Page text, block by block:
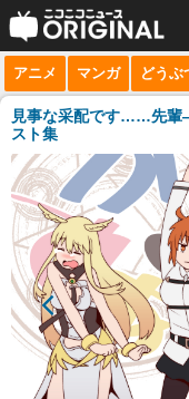
サービス一覧
niconico
動画
生放送
ニュース
チャンネル
マンガ
ニコニコQ
アニメ マンガ どうぶ
見事な采配です……先輩
スト集